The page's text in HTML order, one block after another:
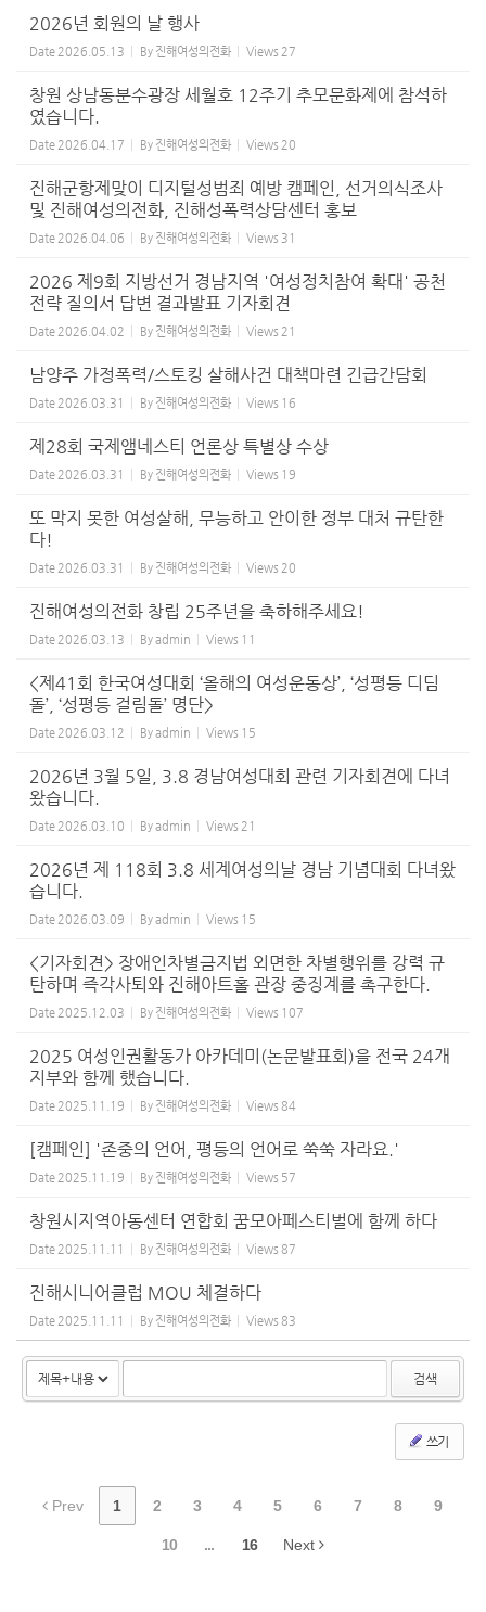
2026년 회원의 날 행사
Date 2026.05.13 By 진해여성의전화 Views 27
창원 상남동분수광장 세월호 12주기 추모문화제에 참석하
였습니다.
Date 2026.04.17 By 진해여성의전화 Views 20
진해군항제맞이 디지털성범죄 예방 캠페인, 선거의식조사
및 진해여성의전화, 진해성폭력상담센터 홍보
Date 2026.04.06 By 진해여성의전화 Views 31
2026 제9회 지방선거 경남지역 '여성정치참여 확대' 공천
전략 질의서 답변 결과발표 기자회견
Date 2026.04.02 By 진해여성의전화 Views 21
남양주 가정폭력/스토킹 살해사건 대책마련 긴급간담회
Date 2026.03.31 By 진해여성의전화 Views 16
제28회 국제앰네스티 언론상 특별상 수상
Date 2026.03.31 By 진해여성의전화 Views 19
또 막지 못한 여성살해, 무능하고 안이한 정부 대처 규탄한
다!
Date 2026.03.31 By 진해여성의전화 Views 20
진해여성의전화 창립 25주년을 축하해주세요!
Date 2026.03.13 Byadmin Views 11
<제41회 한국여성대회 ‘올해의 여성운동상’, ‘성평등 디딤
돌’, ‘성평등 걸림돌’ 명단>
Date 2026.03.12 Byadmin Views 15
2026년 3월 5일, 3.8 경남여성대회 관련 기자회견에 다녀
왔습니다.
Date 2026.03.10 Byadmin Views 21
2026년 제 118회 3.8 세계여성의날 경남 기념대회 다녀왔
습니다.
Date 2026.03.09 Byadmin Views 15
<기자회견> 장애인차별금지법 외면한 차별행위를 강력 규
탄하며 즉각사퇴와 진해아트홀 관장 중징계를 촉구한다.
Date 2025.12.03 By 진해여성의전화 Views 107
2025 여성인권활동가 아카데미(논문발표회)을 전국 24개
지부와 함께 했습니다.
Date 2025.11.19 By 진해여성의전화 Views 84
[캠페인] '존중의 언어, 평등의 언어로 쑥쑥 자라요.'
Date 2025.11.19 By 진해여성의전화 Views 57
창원시지역아동센터 연합회 꿈모아페스티벌에 함께 하다
Date 2025.11.11 By 진해여성의전화 Views 87
진해시니어클럽 MOU 체결하다
Date 2025.11.11 By 진해여성의전화 Views 83
검색
쓰기
Prev 1 2 3 4 5 6 7 8 9
10 ... 16 Next